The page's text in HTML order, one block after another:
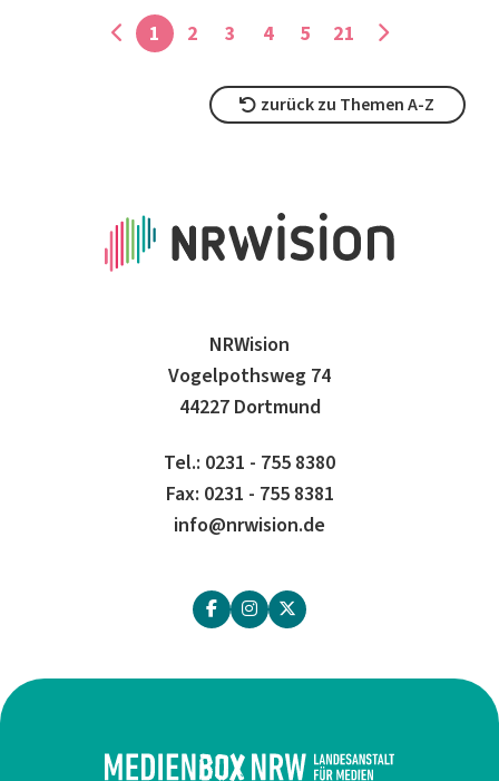
1 2 3 4 5 21
zurück zu Themen A-Z
NRWision
Vogelpothsweg 74
44227 Dortmund
Tel.: 0231 - 755 8380
Fax: 0231 - 755 8381
info@nrwision.de